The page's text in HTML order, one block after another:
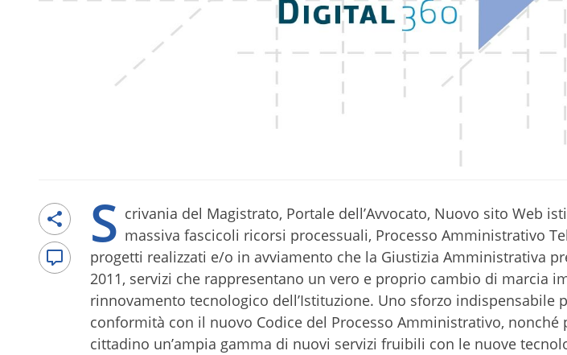
S crivania del Magistrato, Portale dell’Avvocato, Nuovo sito Web
massiva fascicoli ricorsi processuali, Processo Amministrativo
progetti realizzati e/o in avviamento che la Giustizia Amministrativa
2011, servizi che rappresentano un vero e proprio cambio di marcia
rinnovamento tecnologico dell’Istituzione. Uno sforzo indispensabile
conformità con il nuovo Codice del Processo Amministrativo, nonché
cittadino un’ampia gamma di nuovi servizi fruibili con le nuove